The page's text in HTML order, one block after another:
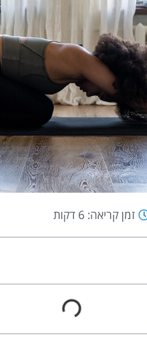
זמן קריאה: 6 דקות